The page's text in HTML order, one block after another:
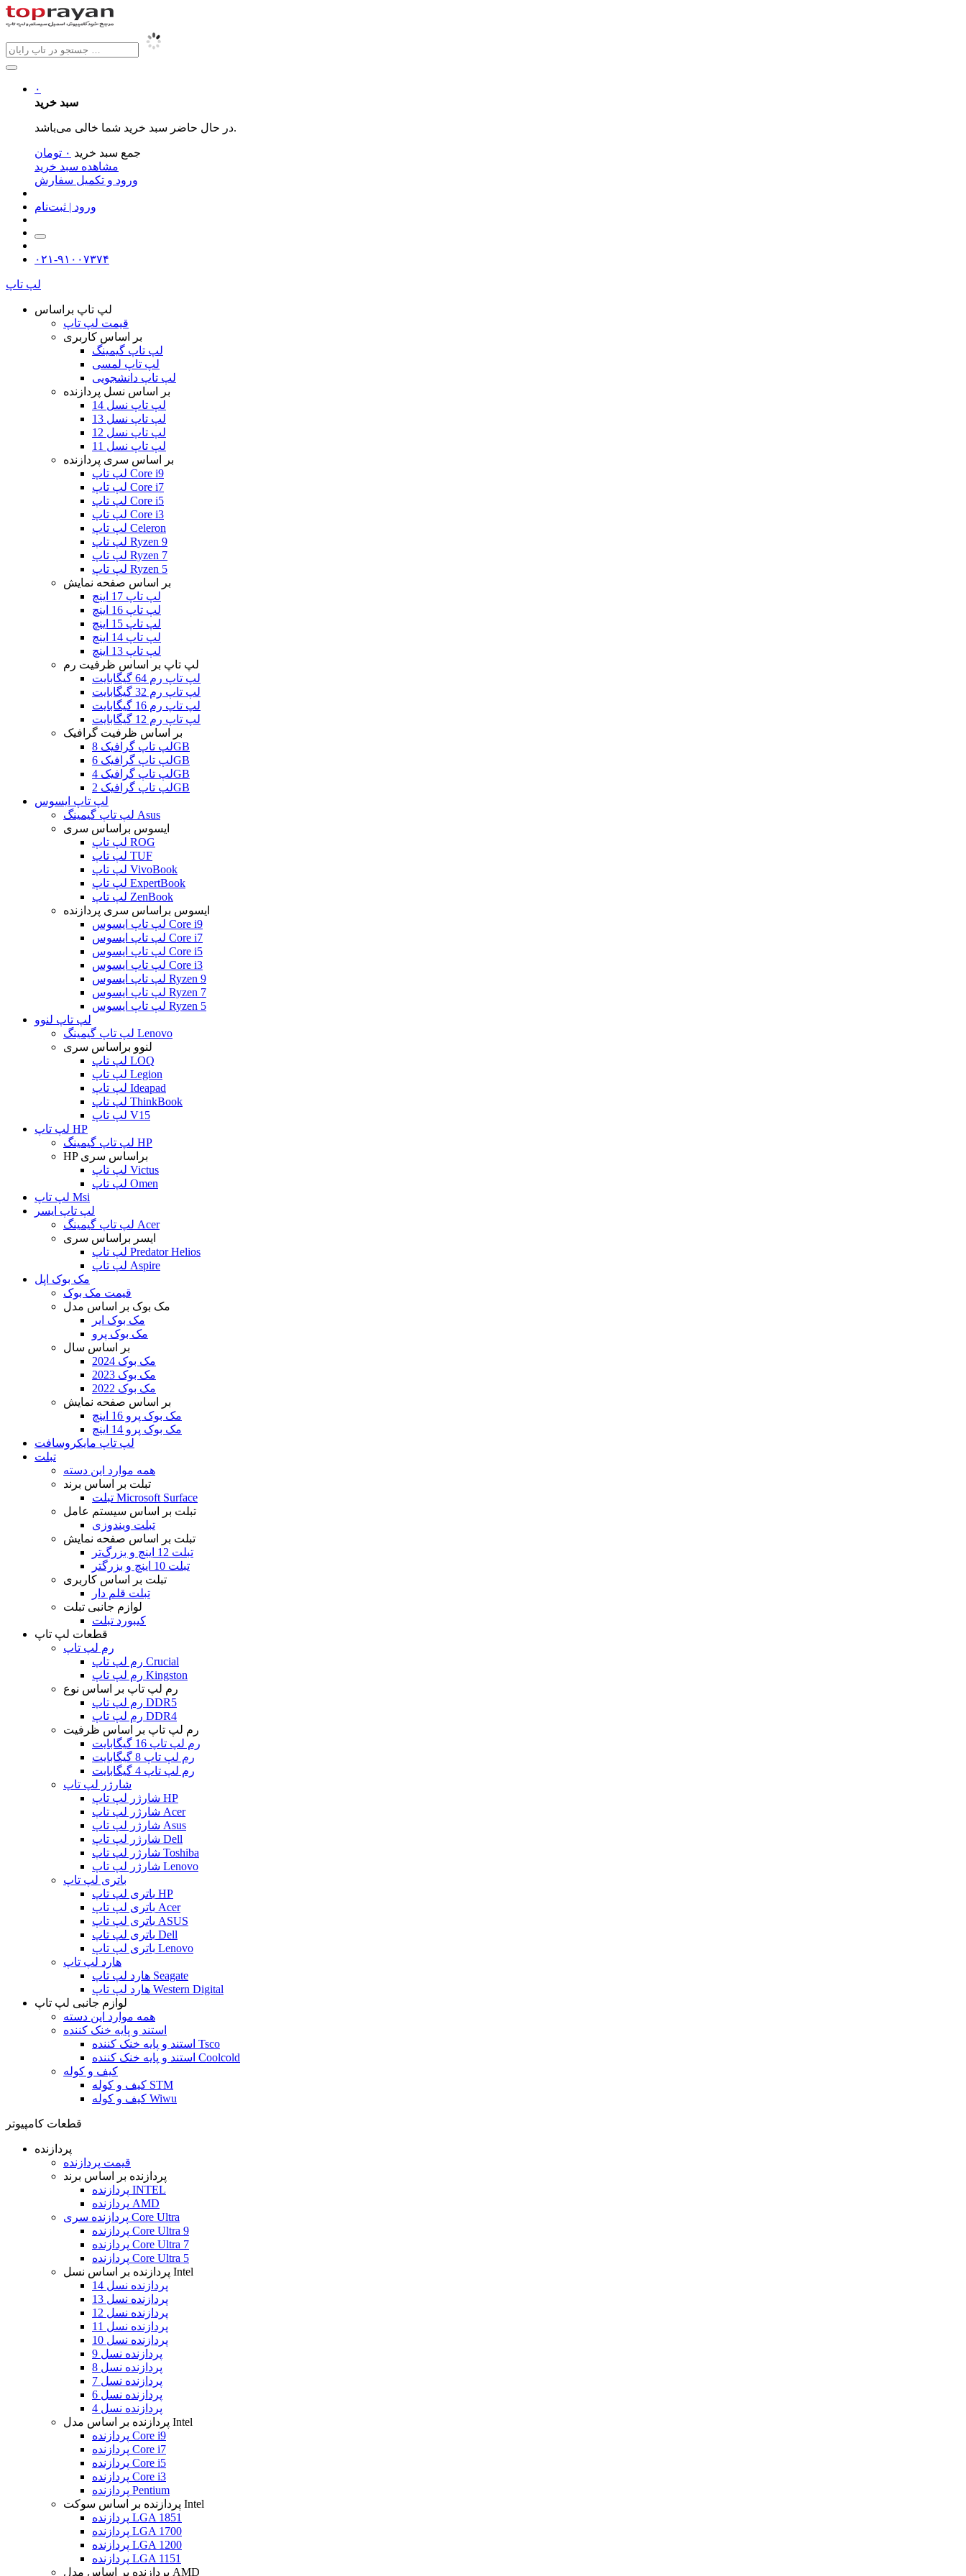
۰
سبد خرید
در حال حاضر سبد خرید شما خالی می‌باشد.
جمع سبد خرید ۰ تومان
مشاهده سبد خرید
ورود و تکمیل سفارش
ورود | ثبت‌نام
۰۲۱-۹۱۰۰۷۳۷۴
لپ تاپ
لپ تاپ براساس
قیمت لپ تاپ
بر اساس کاربری
لپ تاپ گیمینگ
لپ تاپ لمسی
لپ تاپ دانشجویی
بر اساس نسل پردازنده
لپ تاپ نسل 14
لپ تاپ نسل 13
لپ تاپ نسل 12
لپ تاپ نسل 11
بر اساس سری پردازنده
لپ تاپ Core i9
لپ تاپ Core i7
لپ تاپ Core i5
لپ تاپ Core i3
لپ تاپ Celeron
لپ تاپ Ryzen 9
لپ تاپ Ryzen 7
لپ تاپ Ryzen 5
بر اساس صفحه نمایش
لپ تاپ 17 اینچ
لپ تاپ 16 اینچ
لپ تاپ 15 اینچ
لپ تاپ 14 اینچ
لپ تاپ 13 اینچ
لپ تاپ بر اساس ظرفیت رم
لپ تاپ رم 64 گیگابایت
لپ تاپ رم 32 گیگابایت
لپ تاپ رم 16 گیگابایت
لپ تاپ رم 12 گیگابایت
بر اساس ظرفیت گرافیک
لپ تاپ گرافیک 8GB
لپ تاپ گرافیک 6GB
لپ تاپ گرافیک 4GB
لپ تاپ گرافیک 2GB
لپ تاپ ایسوس
لپ تاپ گیمینگ Asus
ایسوس براساس سری
لپ تاپ ROG
لپ تاپ TUF
لپ تاپ VivoBook
لپ تاپ ExpertBook
لپ تاپ ZenBook
ایسوس براساس سری پردازنده
لپ تاپ ایسوس Core i9
لپ تاپ ایسوس Core i7
لپ تاپ ایسوس Core i5
لپ تاپ ایسوس Core i3
لپ تاپ ایسوس Ryzen 9
لپ تاپ ایسوس Ryzen 7
لپ تاپ ایسوس Ryzen 5
لپ تاپ لنوو
لپ تاپ گیمینگ Lenovo
لنوو براساس سری
لپ تاپ LOQ
لپ تاپ Legion
لپ تاپ Ideapad
لپ تاپ ThinkBook
لپ تاپ V15
لپ تاپ HP
لپ تاپ گیمینگ HP
HP براساس سری
لپ تاپ Victus
لپ تاپ Omen
لپ تاپ Msi
لپ تاپ ایسر
لپ تاپ گیمینگ Acer
ایسر براساس سری
لپ تاپ Predator Helios
لپ تاپ Aspire
مک بوک اپل
قیمت مک بوک
مک بوک بر اساس مدل
مک بوک ایر
مک بوک پرو
بر اساس سال
مک بوک 2024
مک بوک 2023
مک بوک 2022
بر اساس صفحه نمایش
مک بوک پرو 16 اینچ
مک بوک پرو 14 اینچ
لپ تاپ مایکروسافت
تبلت
همه موارد این دسته
تبلت بر اساس برند
تبلت Microsoft Surface
تبلت بر اساس سیستم عامل
تبلت ویندوزی
تبلت بر اساس صفحه نمایش
تبلت 12 اینچ و بزرگ‌تر
تبلت 10 اینچ و بزرگتر
تبلت بر اساس کاربری
تبلت قلم دار
لوازم جانبی تبلت
کیبورد تبلت
قطعات لپ تاپ
رم لپ تاپ
رم لپ تاپ Crucial
رم لپ تاپ Kingston
رم لپ تاپ بر اساس نوع
رم لپ تاپ DDR5
رم لپ تاپ DDR4
رم لپ تاپ بر اساس ظرفیت
رم لپ تاپ 16 گیگابایت
رم لپ تاپ 8 گیگابایت
رم لپ تاپ 4 گیگابایت
شارژر لپ تاپ
شارژر لپ تاپ HP
شارژر لپ تاپ Acer
شارژر لپ تاپ Asus
شارژر لپ تاپ Dell
شارژر لپ تاپ Toshiba
شارژر لپ تاپ Lenovo
باتری لپ تاپ
باتری لپ تاپ HP
باتری لپ تاپ Acer
باتری لپ تاپ ASUS
باتری لپ تاپ Dell
باتری لپ تاپ Lenovo
هارد لپ تاپ
هارد لپ تاپ Seagate
هارد لپ تاپ Western Digital
لوازم جانبی لپ تاپ
همه موارد این دسته
استند و پایه خنک کننده
استند و پایه خنک کننده Tsco
استند و پایه خنک کننده Coolcold
کیف و کوله
کیف و کوله STM
کیف و کوله Wiwu
قطعات کامپیوتر
پردازنده
قیمت پردازنده
پردازنده بر اساس برند
پردازنده INTEL
پردازنده AMD
پردازنده سری Core Ultra
پردازنده Core Ultra 9
پردازنده Core Ultra 7
پردازنده Core Ultra 5
پردازنده بر اساس نسل Intel
پردازنده نسل 14
پردازنده نسل 13
پردازنده نسل 12
پردازنده نسل 11
پردازنده نسل 10
پردازنده نسل 9
پردازنده نسل 8
پردازنده نسل 7
پردازنده نسل 6
پردازنده نسل 4
پردازنده بر اساس مدل Intel
پردازنده Core i9
پردازنده Core i7
پردازنده Core i5
پردازنده Core i3
پردازنده Pentium
پردازنده بر اساس سوکت Intel
پردازنده LGA 1851
پردازنده LGA 1700
پردازنده LGA 1200
پردازنده LGA 1151
پردازنده بر اساس مدل AMD